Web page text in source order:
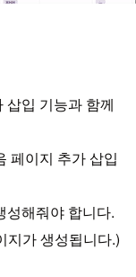
삽입 기능과 함께
페이지 추가 삽입
성해줘야 합니다.
지가 생성됩니다.)